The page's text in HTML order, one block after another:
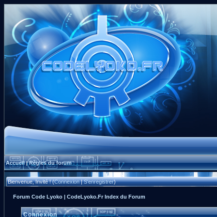
Accueil|Règles du forum
Bienvenue, Invité ! (Connexion|S'enregistrer)
Forum Code Lyoko | CodeLyoko.Fr Index du Forum
Connexion